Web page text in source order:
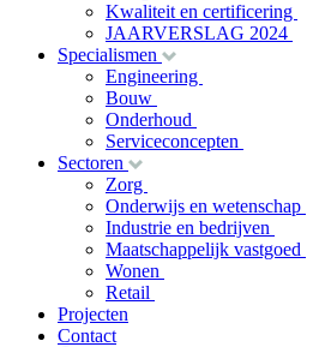
Kwaliteit en certificering
JAARVERSLAG 2024
Specialismen
Engineering
Bouw
Onderhoud
Serviceconcepten
Sectoren
Zorg
Onderwijs en wetenschap
Industrie en bedrijven
Maatschappelijk vastgoed
Wonen
Retail
Projecten
Contact